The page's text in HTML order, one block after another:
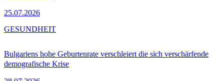
25.07.2026
Bulgariens hohe Geburtenrate verschleiert die sich verschärfende
demografische Krise
GESUNDHEIT